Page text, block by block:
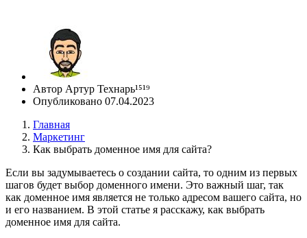
Автор Артур Технарь¹⁵¹⁹
Опубликовано 07.04.2023
Главная
Маркетинг
Как выбрать доменное имя для сайта?
Если вы задумываетесь о создании сайта, то одним из первых
шагов будет выбор доменного имени. Это важный шаг, так
как доменное имя является не только адресом вашего сайта, но
и его названием. В этой статье я расскажу, как выбрать
доменное имя для сайта.